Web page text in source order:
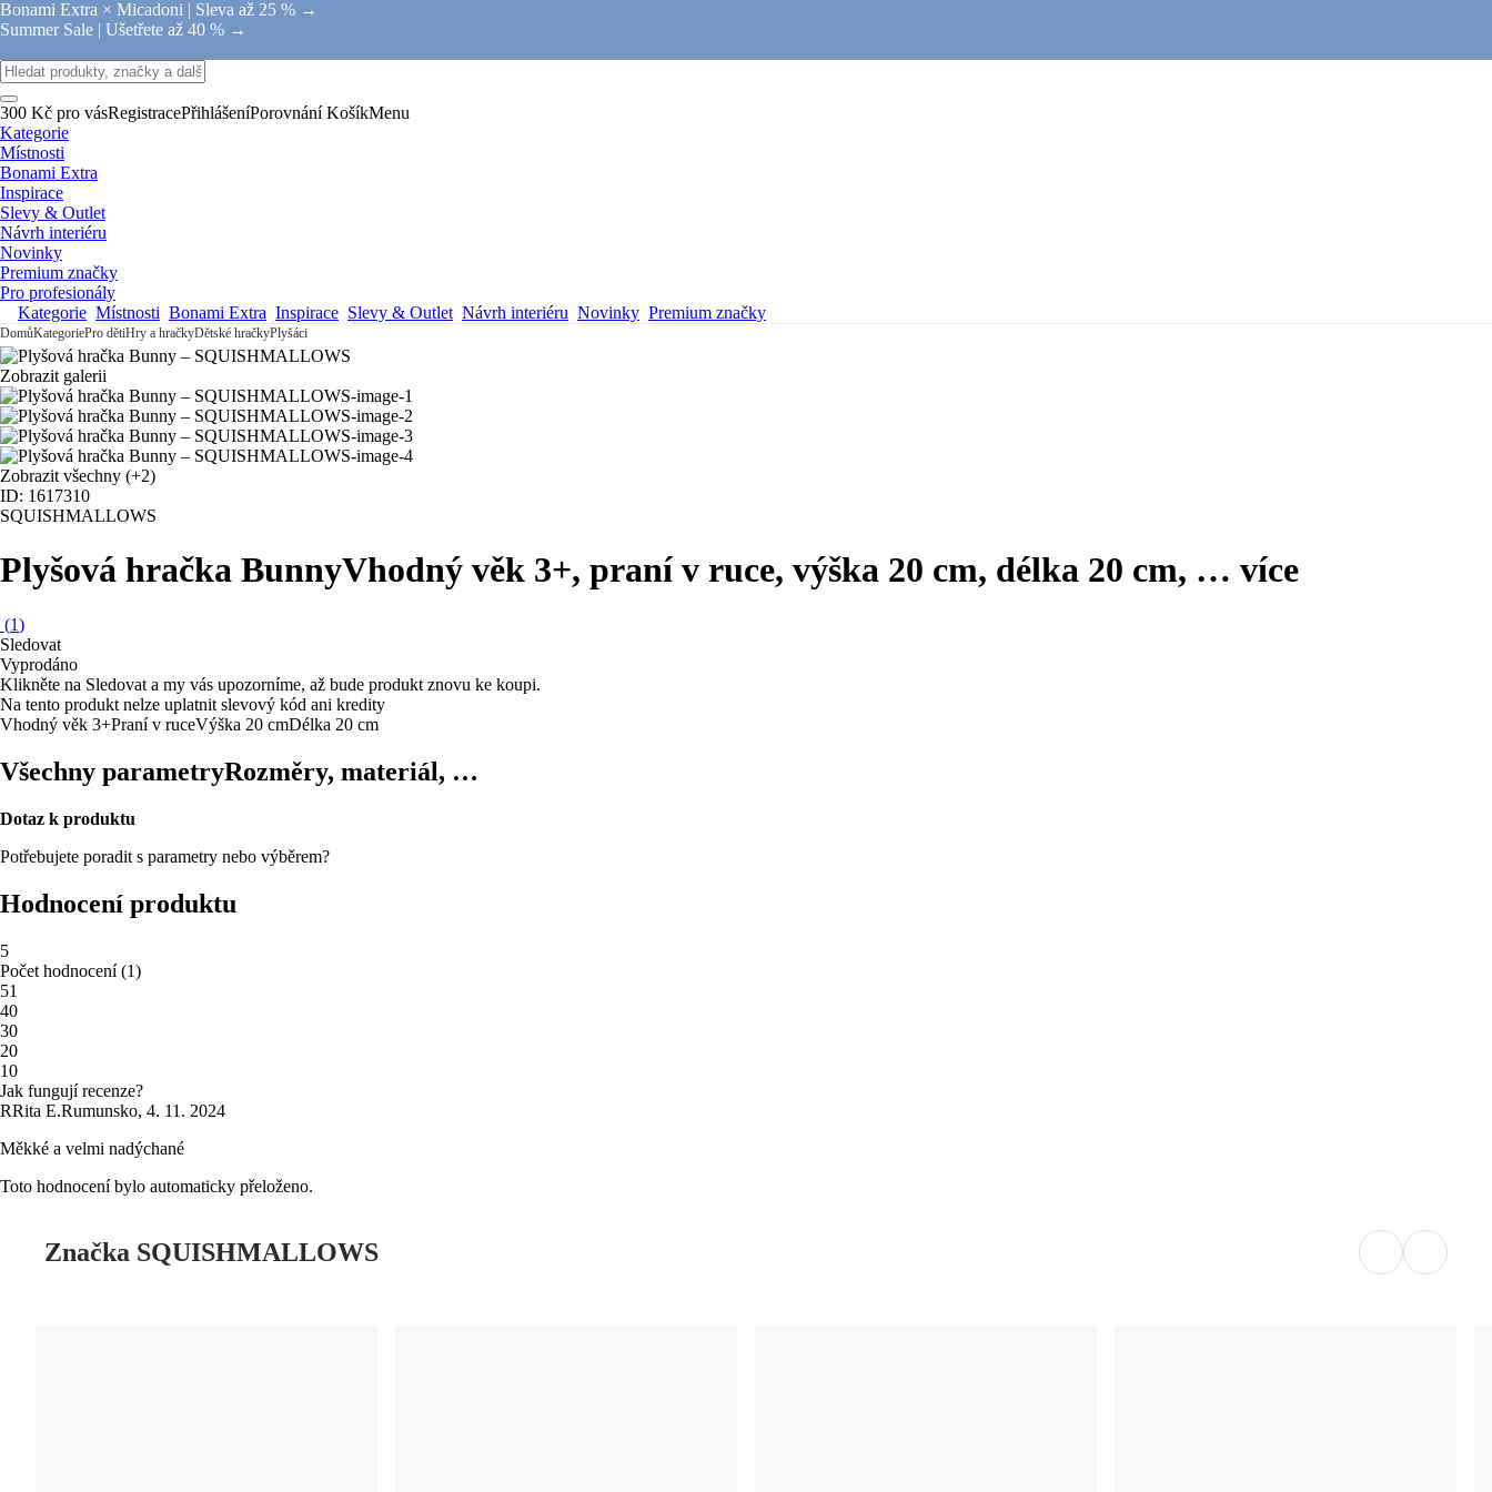
Bonami Extra × Micadoni | Sleva až 25 % →
Summer Sale | Ušetřete až 40 % →
300 Kč pro vásRegistracePřihlášeníPorovnání KošíkMenu
Kategorie
Místnosti
Bonami Extra
Inspirace
Slevy & Outlet
Návrh interiéru
Novinky
Premium značky
Pro profesionály
Kategorie Místnosti Bonami Extra Inspirace Slevy & Outlet Návrh interiéru Novinky Premium značky
DomůKategoriePro dětiHry a hračkyDětské hračkyPlyšáci
Zobrazit galerii
Zobrazit všechny (+2)
ID: 1617310
SQUISHMALLOWS
Plyšová hračka BunnyVhodný věk 3+, praní v ruce, výška 20 cm, délka 20 cm, … více
(1)
Sledovat
Vyprodáno
Klikněte na Sledovat a my vás upozorníme, až bude produkt znovu ke koupi.
Na tento produkt nelze uplatnit slevový kód ani kredity
Vhodný věk 3+Praní v ruceVýška 20 cmDélka 20 cm
Všechny parametryRozměry, materiál, …
Dotaz k produktu
Potřebujete poradit s parametry nebo výběrem?
Hodnocení produktu
5
Počet hodnocení(1)
51
40
30
20
10
Jak fungují recenze?
RRita E.Rumunsko, 4. 11. 2024
Měkké a velmi nadýchané
Toto hodnocení bylo automaticky přeloženo.
Značka SQUISHMALLOWS